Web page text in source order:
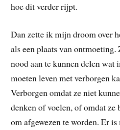
hoe dit verder rijpt.
Dan zette ik mijn droom over
als een plaats van ontmoeting.
nood aan te kunnen delen wat
moeten leven met verborgen
Verborgen omdat ze niet
denken of voelen, of omdat ze
om afgewezen te worden. Er